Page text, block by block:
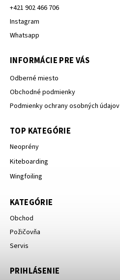
+421 902 466 706
Instagram
Whatsapp
INFORMÁCIE PRE VÁS
Odberné miesto
Obchodné podmienky
Podmienky ochrany osobných údajov
TOP KATEGÓRIE
Neoprény
Kiteboarding
Wingfoiling
KATEGÓRIE
Obchod
Požičovňa
Servis
PRIHLÁSENIE